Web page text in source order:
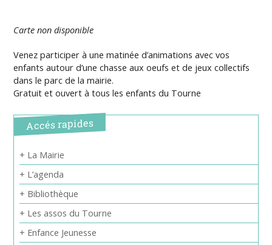
Carte non disponible
Venez participer à une matinée d’animations avec vos
enfants autour d’une chasse aux oeufs et de jeux collectifs
dans le parc de la mairie.
Gratuit et ouvert à tous les enfants du Tourne
Accés rapides
+ La Mairie
+ L’agenda
+ Bibliothèque
+ Les assos du Tourne
+ Enfance Jeunesse